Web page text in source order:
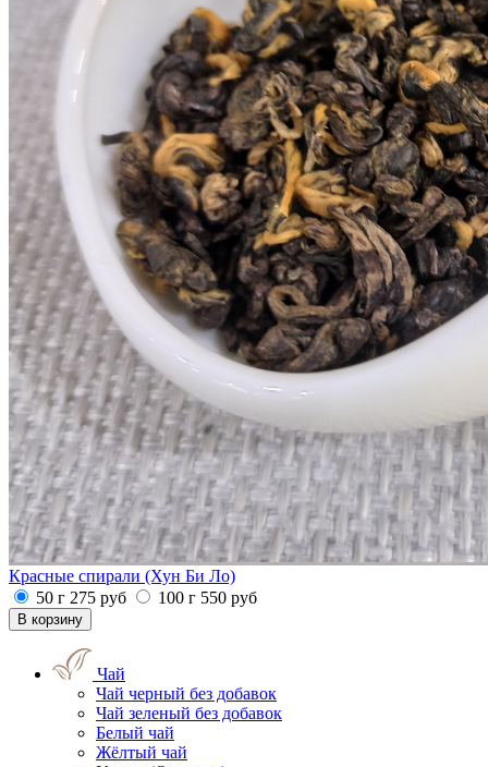
Красные спирали (Хун Би Ло)
50 г 275 руб 100 г 550 руб
Чай
Чай черный без добавок
Чай зеленый без добавок
Белый чай
Жёлтый чай